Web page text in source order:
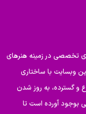
تخصصی در زمینه هنرهای
وبسایت با ساختاری
و گسترده، به روز شدن
بوجود آورده است تا